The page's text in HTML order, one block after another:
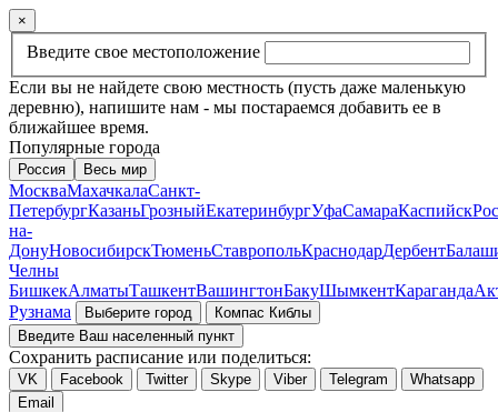
×
Введите свое местоположение
Если вы не найдете свою местность (пусть даже маленькую
деревню), напишите нам - мы постараемся добавить ее в
ближайшее время.
Популярные города
Россия Весь мир
МоскваМахачкалаСанкт-
ПетербургКазаньГрозныйЕкатеринбургУфаСамараКаспийск
на-
ДонуНовосибирскТюменьСтавропольКраснодарДербент
Челны
БишкекАлматыТашкентВашингтонБакуШымкентКараганда
Рузнама
Выберите город
Компас Киблы
Введите Ваш населенный пункт
Сохранить расписание или поделиться:
VK Facebook Twitter Skype Viber Telegram
Whatsapp
Email